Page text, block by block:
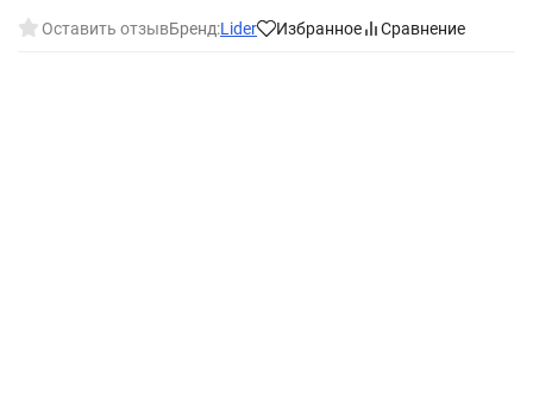
Оставить отзывБренд:Lider Избранное Сравнение